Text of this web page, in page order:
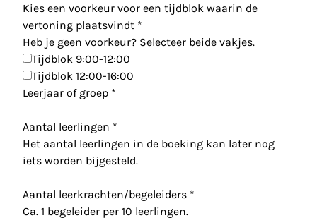
Kies een voorkeur voor een tijdblok waarin de
vertoning plaatsvindt *
Heb je geen voorkeur? Selecteer beide vakjes.
Tijdblok 9:00-12:00
Tijdblok 12:00-16:00
Leerjaar of groep *
Aantal leerlingen *
Het aantal leerlingen in de boeking kan later nog
iets worden bijgesteld.
Aantal leerkrachten/begeleiders *
Ca. 1 begeleider per 10 leerlingen.